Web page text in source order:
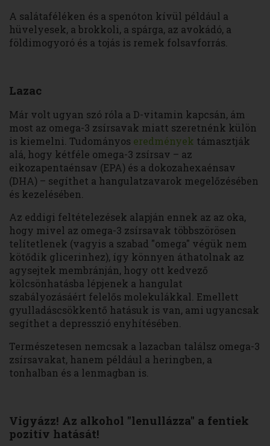
A salátaféléken és a spenóton kívül például a
hüvelyesek, a brokkoli, a spárga, az avokádó, a
földimogyoró és a tojás is remek folsavforrás.
Lazac
Már volt ugyan szó róla a D-vitamin kapcsán, ám
most az omega-3 zsírsavak miatt szeretnénk külön
is kiemelni. Tudományos eredmények támasztják
alá, hogy kétféle omega-3 zsírsav – az
eikozapentaénsav (EPA) és a dokozahexaénsav
(DHA) – segíthet a hangulatzavarok megelőzésében
és kezelésében.
Az eddigi feltételezések alapján ennek az az oka,
hogy mivel az omega-3 zsírsavak többszörösen
telítetlenek (vagyis a szabad "omega" végük nem
kötődik glicerinhez), így könnyen áthatolnak az
agysejtek membránján, hogy ott kedvező
kölcsönhatásba lépjenek a hangulat
szabályozásáért felelős molekulákkal. Emellett
gyulladáscsökkentő hatásuk is van, ami ugyancsak
segíthet a depresszió enyhítésében.
Természetesen nemcsak a lazacban találsz omega-3
zsírsavakat, hanem például a heringben, a
tonhalban és a lenmagban is.
Vigyázz! Az alkohol "lenullázza" a fentiek
pozitív hatását!